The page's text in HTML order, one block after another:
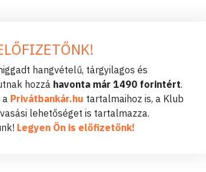
hangvételű, tárgyilagos és
hozzá havonta már 1490 forintért.
a Privátbankár.hu tartalmaihoz is, a Klub
lehetőséget is tartalmazza.
Legyen Ön is előfizetőnk!